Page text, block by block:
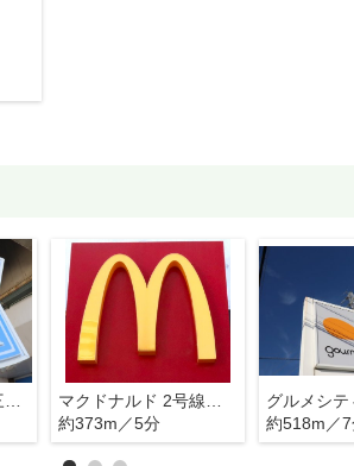
約373m／5分
グルメシ
約518m／